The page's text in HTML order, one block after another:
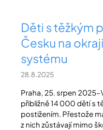
Děti s těžkým
Česku na
systému
28.8.2025
Praha, 25. srpen
přibližně 14 000 dětí s
postižením. Přestože
z nich zůstávají mimo